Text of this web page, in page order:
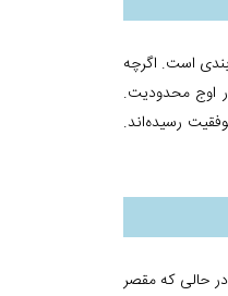
است. اگرچه
اوج محدودیت.
رسیده‌اند.
حالی که مقصر